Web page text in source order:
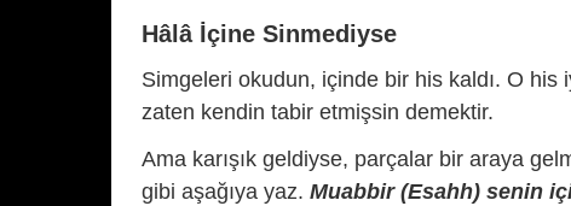
Hâlâ İçine Sinmediyse
Simgeleri okudun, içinde bir his kaldı. O his
zaten kendin tabir etmişsin demektir.
Ama karışık geldiyse, parçalar bir araya
gibi aşağıya yaz. Muabbir (Esahh) senin